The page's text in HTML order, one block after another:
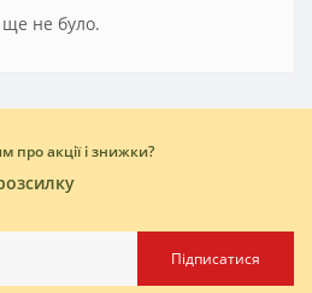
ще не було.
про акції і знижки?
Підписатися